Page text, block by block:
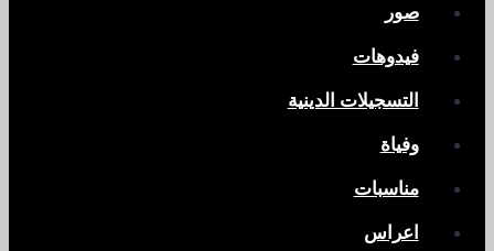
صور
فيدوهات
التسجيلات الدينية
وفياة
مناسبات
اعراس